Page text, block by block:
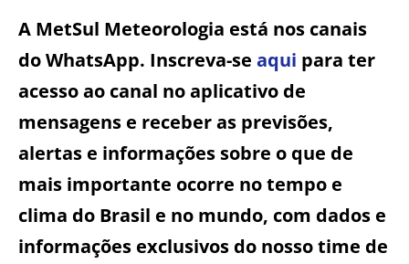
A MetSul Meteorologia está nos canais
do WhatsApp. Inscreva-se aqui para ter
acesso ao canal no aplicativo de
mensagens e receber as previsões,
alertas e informações sobre o que de
mais importante ocorre no tempo e
clima do Brasil e no mundo, com dados e
informações exclusivos do nosso time de